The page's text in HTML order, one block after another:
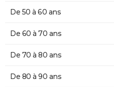
De 50 à 60 ans
De 60 à 70 ans
De 70 à 80 ans
De 80 à 90 ans